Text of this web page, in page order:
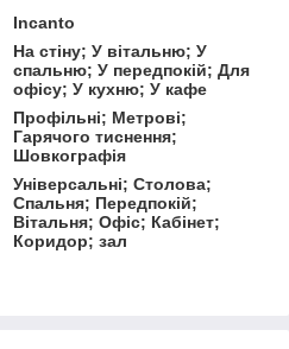
Incanto
На стіну; У вітальню; У
спальню; У передпокій; Для
офісу; У кухню; У кафе
Профільні; Метрові;
Гарячого тиснення;
Шовкографія
Універсальні; Столова;
Спальня; Передпокій;
Вітальня; Офіс; Кабінет;
Коридор; зал